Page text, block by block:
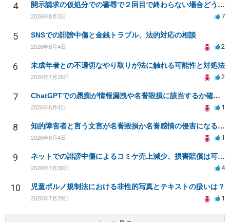
4 開示請求の仮処分での審尋で２回目で終わらない場合どうしたらいいですか
2026年8月3日 7
5 SNSでの誹謗中傷と金銭トラブル、法的対応の相談
2026年8月4日 2
6 未成年者との不適切なやり取りが法に触れる可能性と対処法
2026年7月26日 2
7 ChatGPTでの愚痴が情報漏洩や名誉毀損に該当するか確認したい
2026年8月4日 1
8 知的障害者と言う文言が名誉毀損か名誉感情の侵害になるか教えてほしい。
2026年8月4日 1
9 ネットでの誹謗中傷によるコミケ売上減少、損害賠償は可能か？
2026年7月30日 4
10 児童ポルノ規制法における非性的写真とテキストの扱いは？
2026年7月29日 1